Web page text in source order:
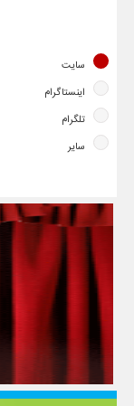
سایت
اینستاگرام
تلگرام
سایر